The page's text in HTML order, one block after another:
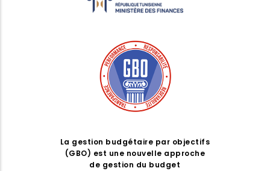
La gestion budgétaire par objectifs
(GBO) est une nouvelle approche
de gestion du budget